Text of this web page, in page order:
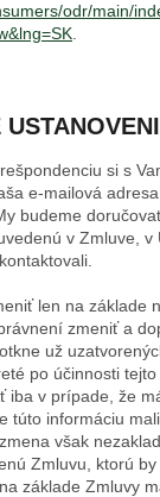
odr/main/
.
si s
e-mailová
budeme
v Zmluve, v
len na základe
zmeniť a
už
po účinnosti
iba v prípade, že
túto informáciu
však
Zmluvu, ktorú
základe Zmluvy